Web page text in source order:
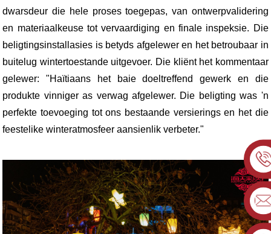
dwarsdeur die hele proses toegepas, van ontwerpvalidering
en materiaalkeuse tot vervaardiging en finale inspeksie. Die
beligtingsinstallasies is betyds afgelewer en het betroubaar in
buitelug wintertoestande uitgevoer. Die kliënt het kommentaar
gelewer: "Haïtiaans het baie doeltreffend gewerk en die
produkte vinniger as verwag afgelewer. Die beligting was 'n
perfekte toevoeging tot ons bestaande versierings en het die
feestelike winteratmosfeer aansienlik verbeter."